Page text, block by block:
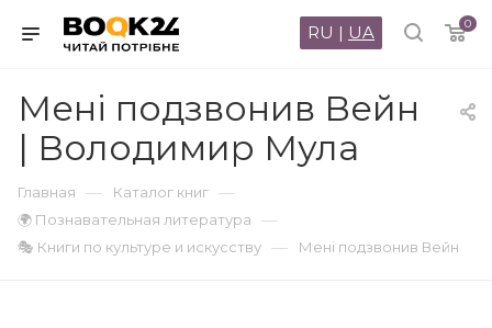
0
RU | UA
Мені подзвонив Вейн
| Володимир Мула
Главная — Каталог книг —
🌍 Познавательная литература —
🎭 Книги по культуре и искусству — Мені подзвонив Вейн